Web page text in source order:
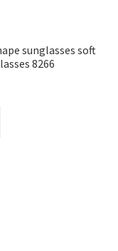
sunglasses soft
8266